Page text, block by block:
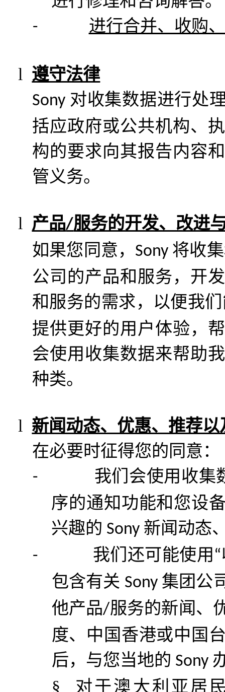
- 进行合并、收购
l 遵守法律
Sony 对收集数据进行处
括应政府或公共机构、
构的要求向其报告内容
管义务。
l 产品/服务的开发、改进
如果您同意， Sony 将收
公司的产品和服务，开
和服务的需求，以便我
提供更好的用户体验，
会使用收集数据来帮助
种类。
l 新闻动态、优惠、推荐以
在必要时征得您的同意：
-
我们会使用收集
序的通知功能和您设
兴趣的 Sony 新闻动态
- 我们还可能使用 “
包含有关 Sony 集团公
他产品/服务的新闻、
度、中国香港或中国
后，与您当地的 Sony
§
对于澳大利亚居